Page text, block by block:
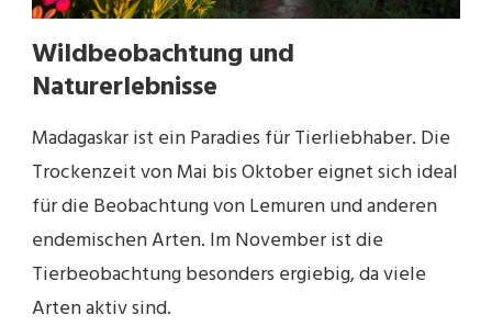
Wildbeobachtung und
Naturerlebnisse
Madagaskar ist ein Paradies für Tierliebhaber. Die
Trockenzeit von Mai bis Oktober eignet sich ideal
für die Beobachtung von Lemuren und anderen
endemischen Arten. Im November ist die
Tierbeobachtung besonders ergiebig, da viele
Arten aktiv sind.